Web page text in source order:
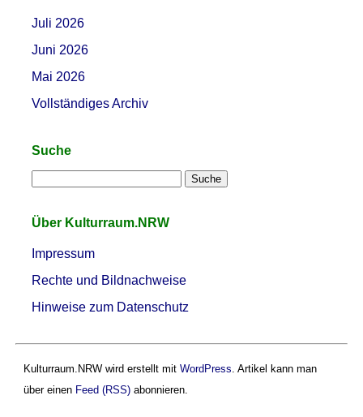
Juli 2026
Juni 2026
Mai 2026
Vollständiges Archiv
Suche
Über Kulturraum.NRW
Impressum
Rechte und Bildnachweise
Hinweise zum Datenschutz
Kulturraum.NRW wird erstellt mit WordPress . Artikel kann man
über einen Feed (RSS)abonnieren.